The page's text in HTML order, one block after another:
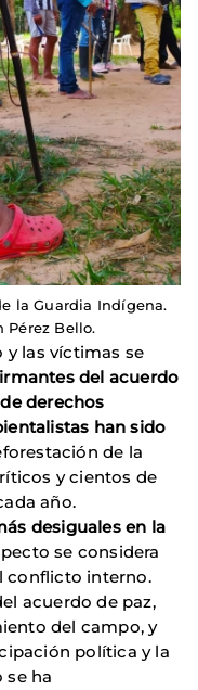
la Guardia Indígena.
Pérez Bello.
y las víctimas se
del acuerdo
derechos
han sido
de la
y cientos de
año.
desiguales en la
se considera
conflicto interno.
acuerdo de paz,
del campo, y
política y la
se ha